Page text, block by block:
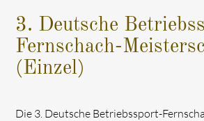
3. Deutsche
Fernschach-
(Einzel)
Die 3. Deutsche Betriebssport-